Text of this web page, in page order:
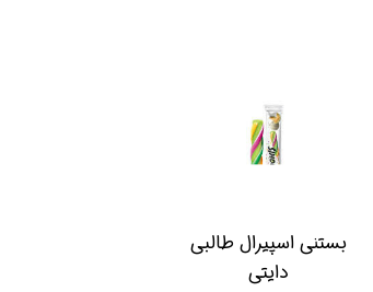
بستنی اسپیرال طالبی
دایتی